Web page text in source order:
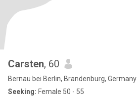
Carsten, 60
Bernau bei Berlin, Brandenburg, Germany
Seeking: Female 50 - 55